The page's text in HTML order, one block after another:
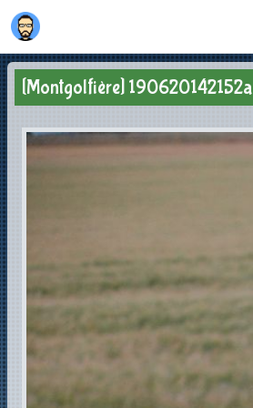
[Montgolfière] 190620142152a